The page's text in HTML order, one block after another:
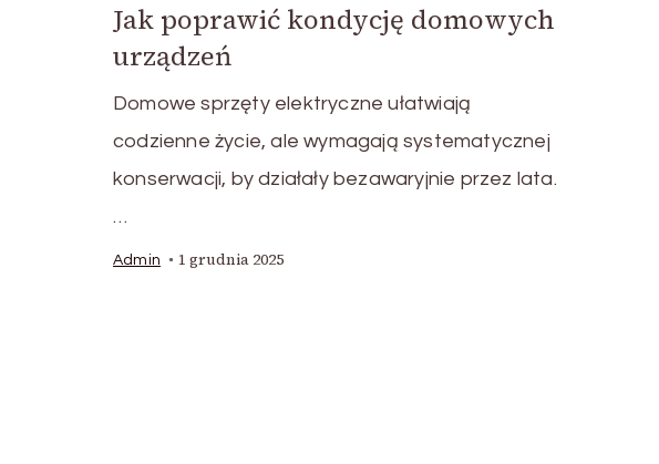
Jak poprawić kondycję domowych
urządzeń
Domowe sprzęty elektryczne ułatwiają
codzienne życie, ale wymagają systematycznej
konserwacji, by działały bezawaryjnie przez lata.
…
Admin 1 grudnia 2025